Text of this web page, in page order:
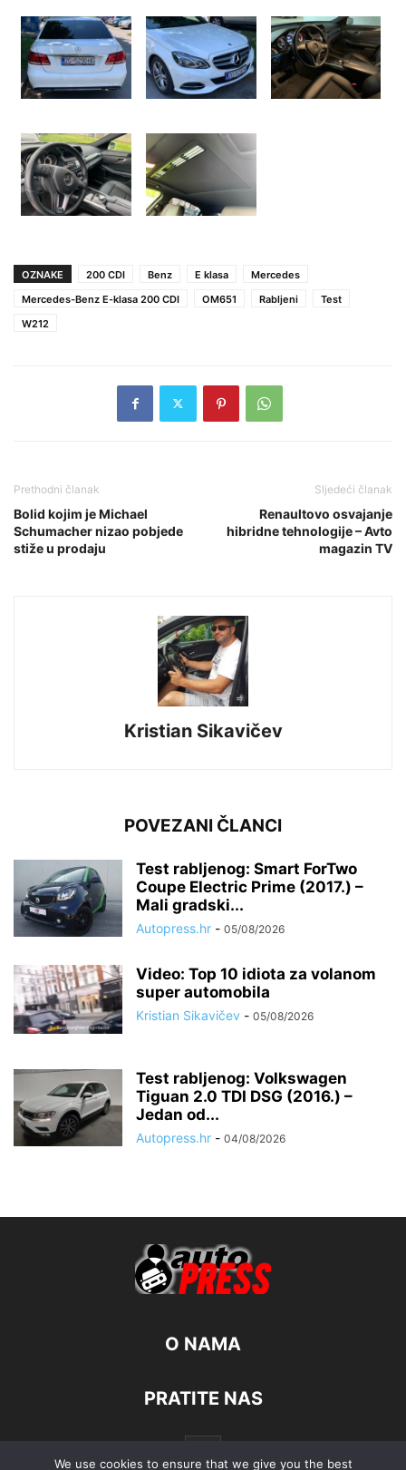
OZNAKE 200 CDI Benz E klasa
Mercedes
Mercedes-Benz E-klasa 200 CDI
OM651 Rabljeni
Test
W212
Prethodni članak
Bolid kojim je Michael
Schumacher nizao pobjede
stiže u prodaju
Sljedeći članak
Renaultovo osvajanje
hibridne tehnologije – Avto
magazin TV
Kristian Sikavičev
POVEZANI ČLANCI
Test rabljenog: Smart ForTwo
Coupe Electric Prime (2017.) –
Mali gradski...
Autopress.hr - 05/08/2026
Video: Top 10 idiota za volanom
super automobila
Kristian Sikavičev - 05/08/2026
Test rabljenog: Volkswagen
Tiguan 2.0 TDI DSG (2016.) –
Jedan od...
Autopress.hr - 04/08/2026
O NAMA
PRATITE NAS
We use cookies to ensure that we give you the best